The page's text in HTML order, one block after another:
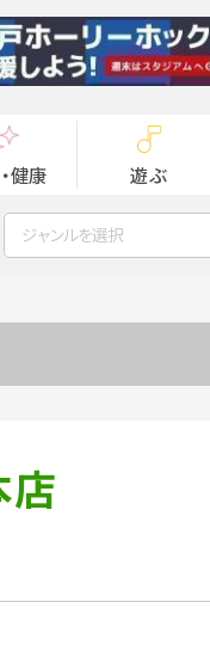
健康 遊ぶ
ジャンルを選択
店